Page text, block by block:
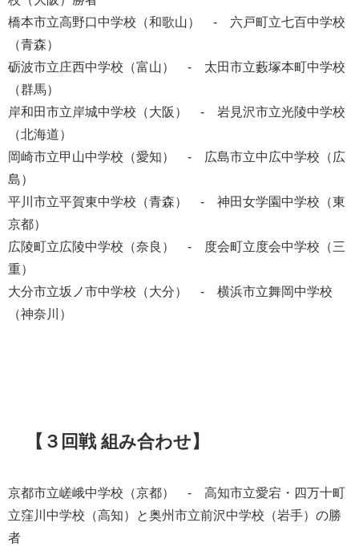
橋本市立高野口中学校（和歌山） - 六戸町立七百中学校
（青森）
砺波市立庄西中学校（富山） - 太田市立藪塚本町中学校
（群馬）
岸和田市立岸城中学校（大阪） - 岩見沢市立光陵中学校
（北海道）
岡崎市立甲山中学校（愛知） - 広島市立中広中学校（広
島）
平川市立平賀東中学校（青森） - 神田女学園中学校（東
京都）
広陵町立広陵中学校（奈良） - 度会町立度会中学校（三
重）
大分市立坂ノ市中学校（大分） - 横浜市立舞岡中学校
（神奈川）
【３回戦 組み合わせ】
京都市立嵯峨中学校（京都） - 高知市立愛宕・四万十町
立窪川中学校（高知）と奥州市立前沢中学校（岩手）の勝
者